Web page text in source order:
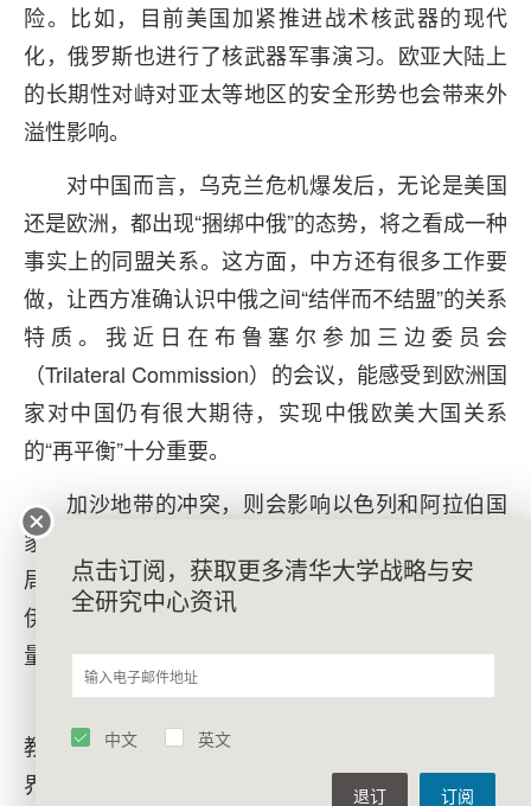
险。比如，目前美国加紧推进战术核武器的现代
化，俄罗斯也进行了核武器军事演习。欧亚大陆上
的长期性对峙对亚太等地区的安全形势也会带来外
溢性影响。
对中国而言，乌克兰危机爆发后，无论是美国
还是欧洲，都出现“捆绑中俄”的态势，将之看成一种
事实上的同盟关系。这方面，中方还有很多工作要
做，让西方准确认识中俄之间“结伴而不结盟”的关系
特质。我近日在布鲁塞尔参加三边委员会
（Trilateral Commission）的会议，能感受到欧洲国
家对中国仍有很大期待，实现中俄欧美大国关系
的“再平衡”十分重要。
加沙地带的冲突，则会影响以色列和阿拉伯国
家关系的正常化。此外，美国在中东地区的战略布
局或有所改变，强化对以色列的军事支持，加大对
伊朗的遏压。美国一直试图减少在“大中东”地区的力
量部署，将军事战略资源向亚太地区转移。
教问题冲突，都是高度缠绕的。这也提醒我们，世
界动荡变革期的特征愈发突出。
点击订阅，获取更多清华大学战略与安
全研究中心资讯
中文 英文
订阅
退订